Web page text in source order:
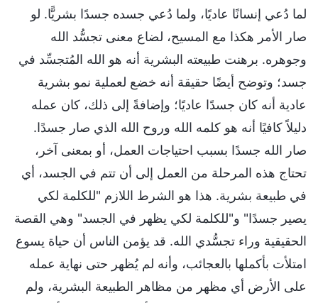
لما دُعي إنسانًا عاديًا، ولما دُعي جسده جسدًا بشريًّا. لو
صار الأمر هكذا مع المسيح، لضاع معنى تجسُّد الله
وجوهره. برهنت طبيعته البشرية أنه هو الله المُتجسِّد في
جسد؛ وتوضح أيضًا حقيقة أنه خضع لعملية نمو بشرية
عادية أنه كان جسدًا عاديًا؛ وإضافةً إلى ذلك، كان عمله
دليلاً كافيًا أنه هو كلمه الله وروح الله الذي صار جسدًا.
صار الله جسدًا بسبب احتياجات العمل، أو بمعنى آخر،
تحتاج هذه المرحلة من العمل إلى أن تتم في الجسد، أي
في طبيعة بشرية. هذا هو الشرط اللازم "للكلمة لكي
يصير جسدًا" و"للكلمة لكي يظهر في الجسد" وهي القصة
الحقيقية وراء تجسُّدي الله. قد يؤمن الناس أن حياة يسوع
امتلأت بأكملها بالعجائب، وأنه لم يُظهر حتى نهاية عمله
على الأرض أي مظهر من مظاهر الطبيعة البشرية، ولم